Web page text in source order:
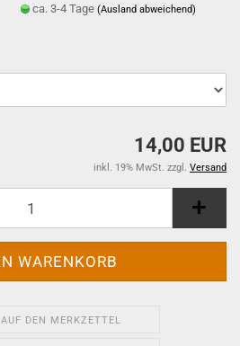
ca. 3-4 Tage(Ausland abweichend)
14,00 EUR
inkl. 19% MwSt. zzgl. Versand
AUF DEN MERKZETTEL